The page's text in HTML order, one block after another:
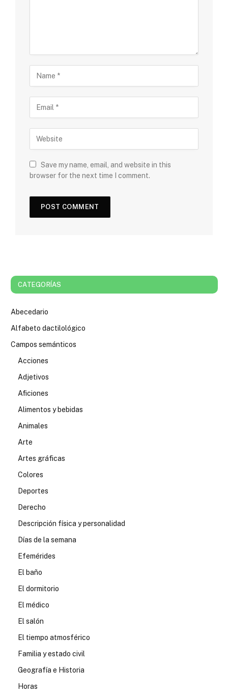
Save my name, email, and website in this
browser for the next time I comment.
CATEGORÍAS
Abecedario
Alfabeto dactilológico
Campos semánticos
Acciones
Adjetivos
Aficiones
Alimentos y bebidas
Animales
Arte
Artes gráficas
Colores
Deportes
Derecho
Descripción física y personalidad
Días de la semana
Efemérides
El baño
El dormitorio
El médico
El salón
El tiempo atmosférico
Familia y estado civil
Geografía e Historia
Horas